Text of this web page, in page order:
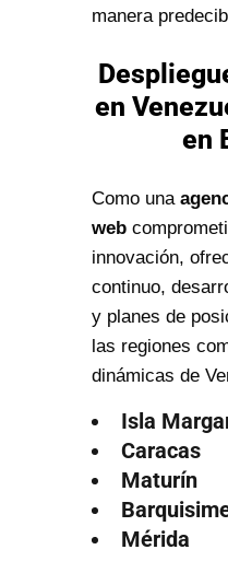
manera
en
en
Como una
web
innovación,
continuo,
y planes de
las regiones
dinámicas de
Isla
Caracas
Maturín
Mérida